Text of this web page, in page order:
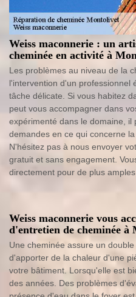
Weiss maconnerie : un
cheminée en activité à
Les problèmes au niveau de la
l'intervention d'un professionnel
tâche délicate. Si vous habitez
peut vous accompagner dans
expérimenté dans le domaine, il
demandes en ce qui concerne
N'hésitez pas à nous envoyer
gratuit et sans engagement.
directement pour de plus
Weiss maconnerie vous
d'entretien de cheminée à
Une cheminée assure un
d'apporter de la chaleur d'une
votre bâtiment. Lorsqu'elle est
des années. Des problèmes